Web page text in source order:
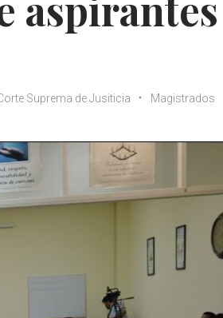
Suprema de Jusiticia
Magistrados